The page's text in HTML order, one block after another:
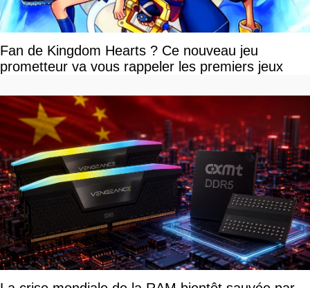
Fan de Kingdom Hearts ? Ce nouveau jeu
prometteur va vous rappeler les premiers jeux